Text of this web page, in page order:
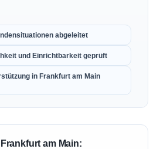
abgeleitet
und Einrichtbarkeit geprüft
in Frankfurt am Main
am Main: